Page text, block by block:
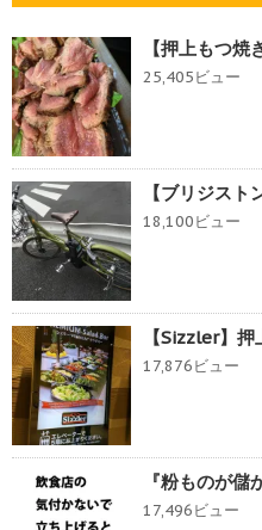
【押上もつ
25,405ビュー
【ブリジス
18,100ビュー
【Sizzler】
17,876ビュー
『粉ものが
17,496ビュー